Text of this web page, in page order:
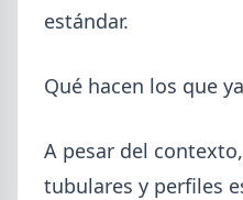
Ternium Siderar
Desde el 20 de julio rige
estándar.
Qué hacen los que
A pesar del
tubulares y perfiles